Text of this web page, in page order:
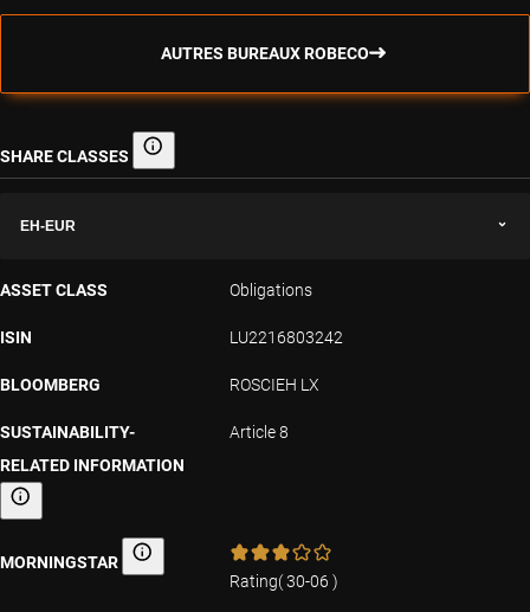
AUTRES BUREAUX ROBECO
SHARE CLASSES Share classes
EH-EUR
ASSET CLASS Obligations
ISIN LU2216803242
BLOOMBERG ROSCIEH LX
SUSTAINABILITY-
RELATED INFORMATION
Sustainability-related information
Article 8
MORNINGSTAR Morningstar
Rating(30-06 )